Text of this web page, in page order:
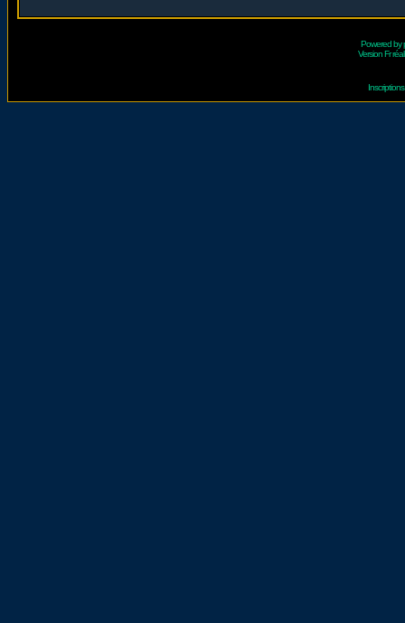
Powered by
Version Fr